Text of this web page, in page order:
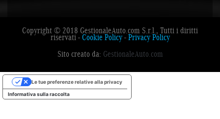
Copyright © 2018 GestionaleAuto.com S.r.l., Tutti i diritti
riservati -Cookie Policy-Privacy Policy
Sito creato da: GestionaleAuto.com
Informativa sulla raccolta
Le tue preferenze relative alla privacy